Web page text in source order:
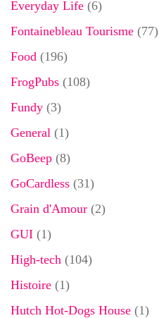
Everyday Life (6)
Fontainebleau Tourisme (77)
Food (196)
FrogPubs (108)
Fundy (3)
General (1)
GoBeep (8)
GoCardless (31)
Grain d'Amour (2)
GUI (1)
High-tech (104)
Histoire (1)
Hutch Hot-Dogs House (1)